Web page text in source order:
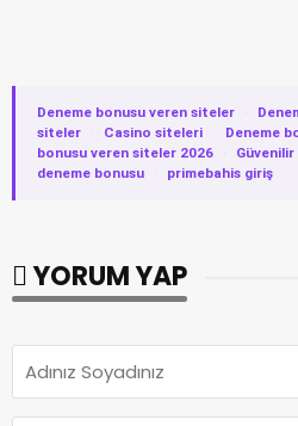
Deneme bonusu veren siteler ·
siteler
· Casino siteleri · Deneme
bonusu veren siteler 2026
·
deneme bonusu
· primebahis giriş
YORUM YAP